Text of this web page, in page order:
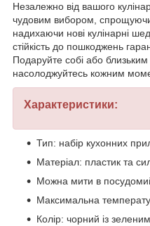
Незалежно від вашого
чудовим вибором,
надихаючи нові кулінарні
стійкість до пошкоджень
Подаруйте собі або
насолоджуйтесь кожним
Характеристики:
Тип: набір кухонних
Матеріал: пластик та
Можна мити в
Максимальна
Колір: чорний із зеленим